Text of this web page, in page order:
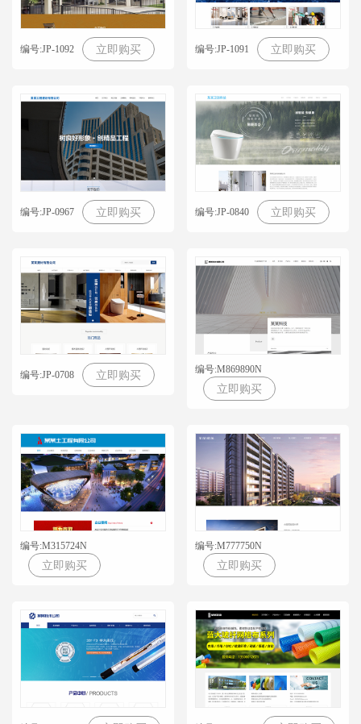
编号:JP-1092 立即购买 编号:JP-1091 立即购买
编号:JP-0967 立即购买 编号:JP-0840 立即购买
编号:JP-0708 立即购买 编号:M869890N
立即购买
编号:M315724N
立即购买
编号:M777750N
立即购买